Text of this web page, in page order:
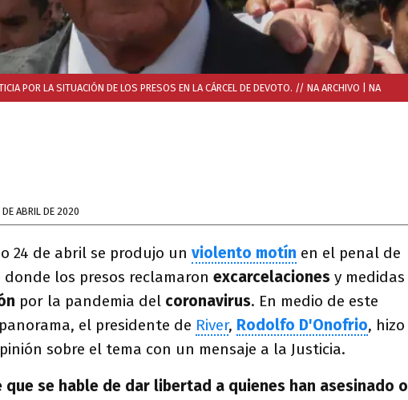
POR LA SITUACIÓN DE LOS PRESOS EN LA CÁRCEL DE DEVOTO. // NA ARCHIVO | NA
ABRIL DE 2020
24 de abril se produjo un violento motín en el penal de
donde los presos reclamaron excarcelaciones y medidas
por la pandemia del coronavirus. En medio de este
el presidente de River, Rodolfo D'Onofrio, hizo
sobre el tema con un mensaje a la Justicia.
que se hable de dar libertad a quienes han asesinado o